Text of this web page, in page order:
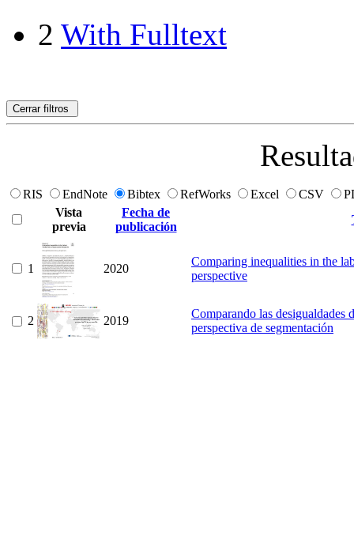
2 With Fulltext
Cerrar filtros
RIS EndNote Bibtex RefWorks Excel CSV
Vista
previa
Fecha de
publicación
1 2020
Comparing inequalities in the
perspective
2 2019
Comparando las desigualdades
perspectiva de segmentación